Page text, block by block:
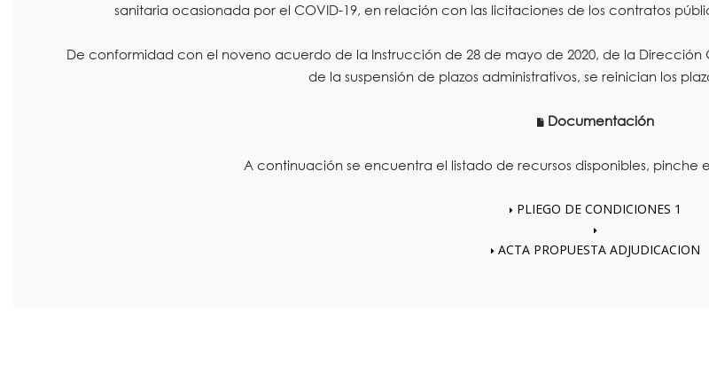
sanitaria ocasionada por el COVID-19, en relación con las licitaciones de los contratos
De conformidad con el noveno acuerdo de la Instrucción de 28 de mayo de 2020, de la
de la suspensión de plazos administrativos, se reinician los
Documentación
A continuación se encuentra el listado de recursos disponibles, pinche
PLIEGO DE CONDICIONES 1
ACTA PROPUESTA ADJUDICACION